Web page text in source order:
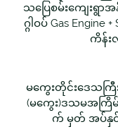
သပြေစမ်းကျေးရွ
ဂ္ဂါဝပ် Gas
ကိန်း
မကွေးတိုင်းဒေသကြီ
(မကွေး)ဒသမအကြိ
က် မှတ် အပ်နှ